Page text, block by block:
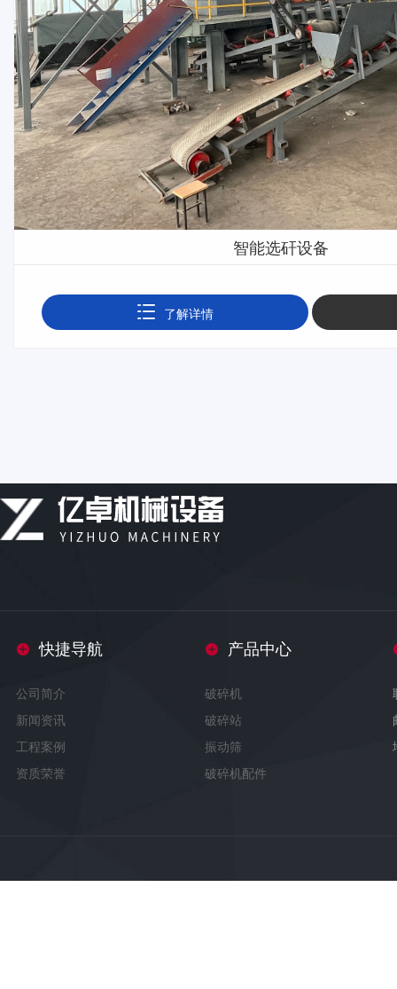
智能选矸设备
了解详情
快捷导航
公司简介
新闻资讯
工程案例
资质荣誉
产品中心
破碎机
破碎站
振动筛
破碎机配件